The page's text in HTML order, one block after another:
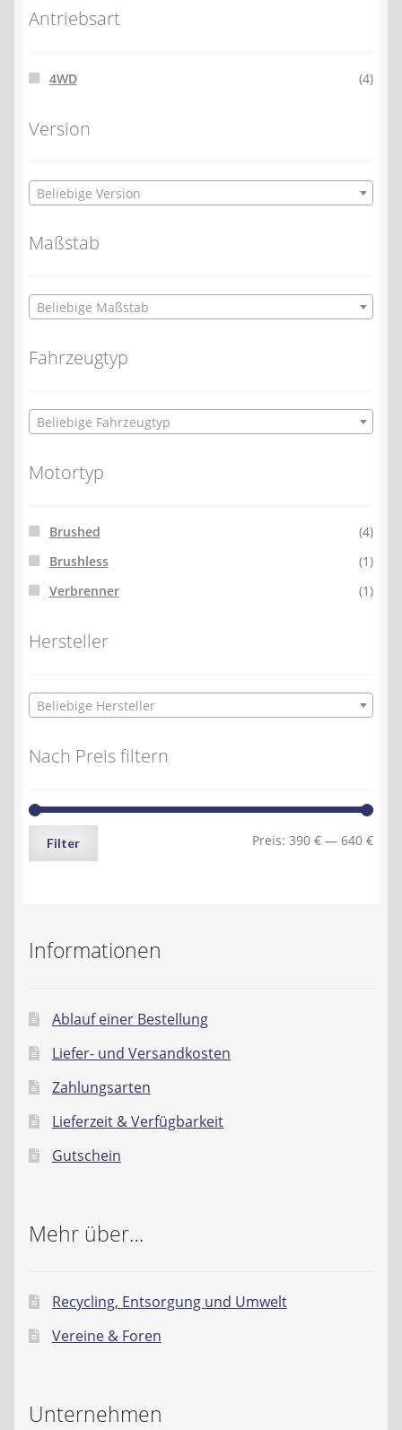
Antriebsart
4WD (4)
Version
Beliebige Version
Maßstab
Beliebige Maßstab
Fahrzeugtyp
Beliebige Fahrzeugtyp
Motortyp
Brushed
(4)
Brushless
(1)
Verbrenner
(1)
Hersteller
Beliebige Hersteller
Nach Preis filtern
Min.
Max.
Filter Preis: 390 € — 640 €
Informationen
Ablauf einer Bestellung
Liefer- und Versandkosten
Zahlungsarten
Lieferzeit & Verfügbarkeit
Gutschein
Mehr über…
Recycling, Entsorgung und Umwelt
Vereine & Foren
Unternehmen